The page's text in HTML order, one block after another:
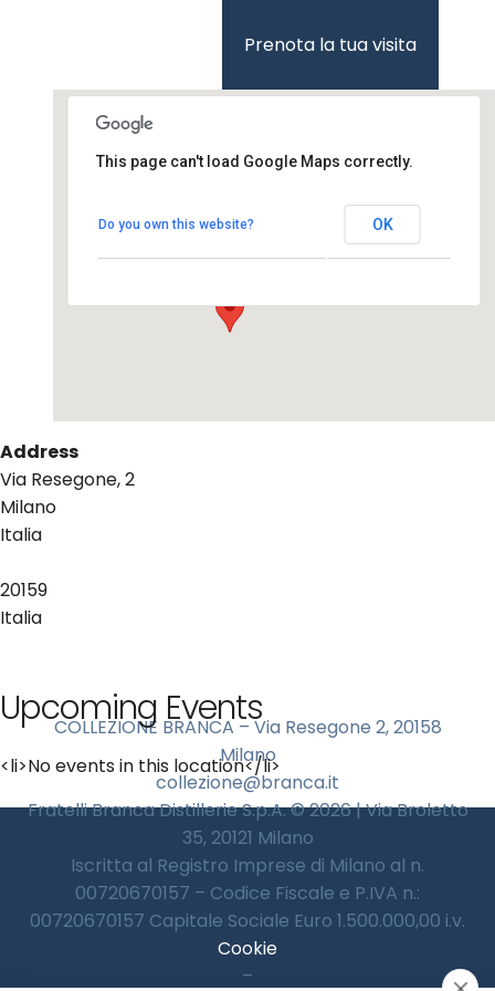
Prenota la tua visita
Events
This page can't load Google Maps correctly.
Do you own this website? OK
Address
Via Resegone, 2
Milano
Italia
20159
Italia
Upcoming Events
<li>No events in this location</li>
COLLEZIONE BRANCA – Via Resegone 2, 20158
Milano
collezione@branca.it
Fratelli Branca Distillerie S.p.A. © 2026 | Via Broletto
35, 20121 Milano
Iscritta al Registro Imprese di Milano al n.
00720670157 – Codice Fiscale e P.IVA n.:
00720670157 Capitale Sociale Euro 1.500.000,00 i.v.
Cookie
–